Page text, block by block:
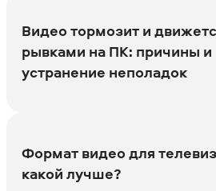
Видео тормозит и
рывками на ПК: причины и
устранение неполадок
Формат видео для
какой лучше?